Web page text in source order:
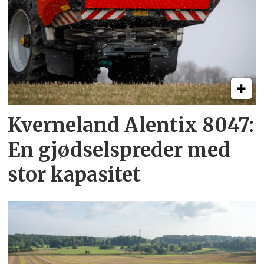
Kverneland Alentix 8047:
En gjødsel­spreder med
stor kapasitet